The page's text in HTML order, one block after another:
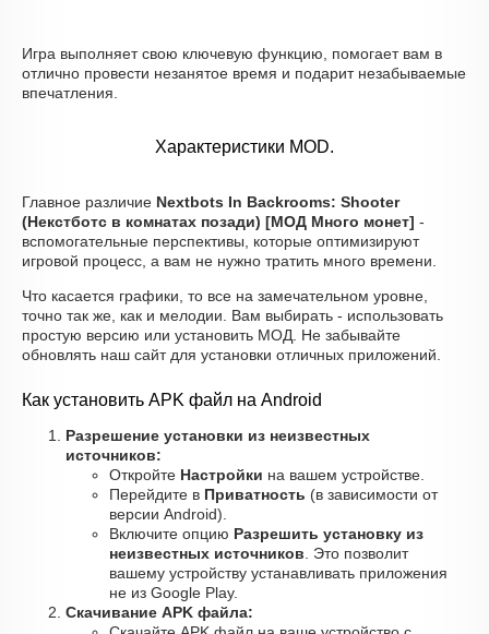
Игра выполняет свою ключевую функцию, помогает вам в
отлично провести незанятое время и подарит незабываемые
впечатления.
Характеристики MOD.
Главное различие Nextbots In Backrooms: Shooter
(Некстботс в комнатах позади) [МОД Много монет] -
вспомогательные перспективы, которые оптимизируют
игровой процесс, а вам не нужно тратить много времени.
Что касается графики, то все на замечательном уровне,
точно так же, как и мелодии. Вам выбирать - использовать
простую версию или установить МОД. Не забывайте
обновлять наш сайт для установки отличных приложений.
Как установить APK файл на Android
Разрешение установки из неизвестных
источников:
Откройте Настройки на вашем устройстве.
Перейдите в Приватность (в зависимости от
версии Android).
Включите опцию Разрешить установку из
неизвестных источников . Это позволит
вашему устройству устанавливать приложения
не из Google Play.
Скачивание APK файла: